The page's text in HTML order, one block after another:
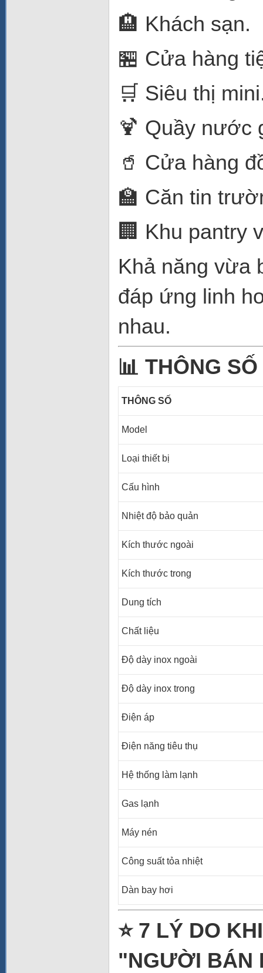
🏨 Khách sạn.
🏪 Cửa hàng
🛒 Siêu thị
🍹 Quầy nước
🥤 Cửa hàng
🏫 Căn tin
🏢 Khu pantry
Khả năng vừa
đáp ứng linh
nhau.
📊 THÔNG
THÔNG SỐ
Model
Loại thiết bị
Cấu hình
Nhiệt độ bảo quản
Kích thước ngoài
Kích thước trong
Dung tích
Chất liệu
Độ dày inox ngoài
Độ dày inox trong
Điện áp
Điện năng tiêu thụ
Hệ thống làm lạnh
Gas lạnh
Máy nén
Công suất tỏa nhiệt
Dàn bay hơi
⭐ 7 LÝ DO
"NGƯỜI BÁN